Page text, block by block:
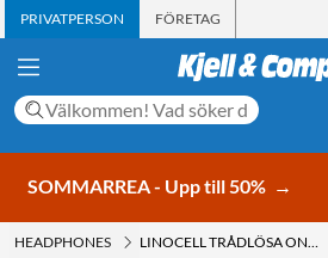
PRIVATPERSON FÖRETAG
SOMMARREA - Upp till 50% →
HEADPHONES LINOCELL TRÅDLÖSA ON-EAR-HÖRLURAR GRÅ